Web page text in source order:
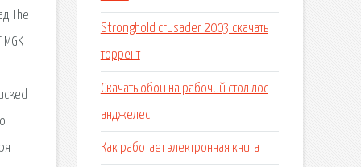
The
Stronghold crusader 2003 скачать
торрент
Скачать обои на рабочий стол лос
анджелес
Как работает электронная книга